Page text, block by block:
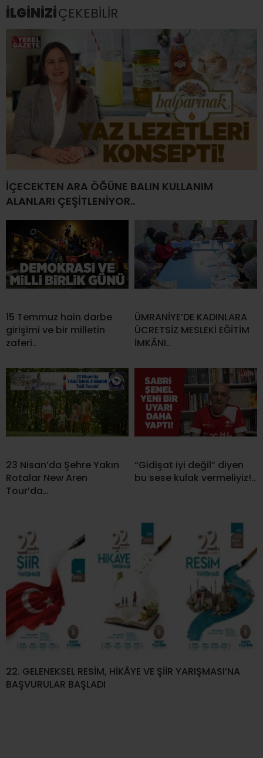
İLGİNİZİÇEKEBİLİR
İÇECEKTEN ARA ÖĞÜNE BALIN KULLANIM
ALANLARI ÇEŞİTLENİYOR..
15 Temmuz hain darbe
girişimi ve bir milletin
zaferi..
ÜMRANİYE’DE KADINLARA
ÜCRETSİZ MESLEKİ EĞİTİM
İMKÂNI..
23 Nisan’da Şehre Yakın
Rotalar New Aren
Tour’da…
“Gidişat iyi değil” diyen
bu sese kulak vermeliyiz!..
22. GELENEKSEL RESİM, HİKÂYE VE ŞİİR YARIŞMASI’NA
BAŞVURULAR BAŞLADI